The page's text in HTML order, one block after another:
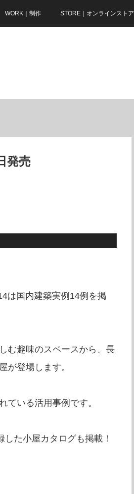
WORK｜制作 STORE｜オンラインストア
発売
は国内建築実例14例を掲
む趣味のスペースから、長
が登場します。
ている活用事例です。
た小屋カタログも掲載！